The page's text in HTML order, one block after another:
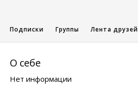
Подписки Группы Лента друзей
О себе
Нет информации